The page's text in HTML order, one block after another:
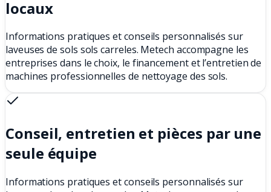
locaux
Informations pratiques et conseils personnalisés sur
laveuses de sols sols carreles. Metech accompagne les
entreprises dans le choix, le financement et l’entretien de
machines professionnelles de nettoyage des sols.
Conseil, entretien et pièces par une
seule équipe
Informations pratiques et conseils personnalisés sur